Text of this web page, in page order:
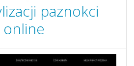
paznokci
online